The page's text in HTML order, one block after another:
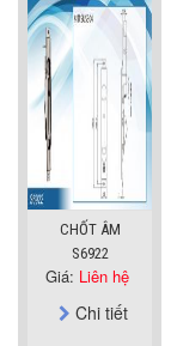
CHỐT ÂM
S6922
Giá: Liên hệ
Chi tiết